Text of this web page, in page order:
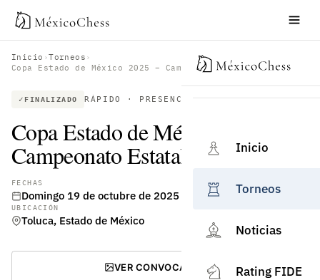
Inicio
Torneos
Noticias
Rating FIDE
Inicio ›Torneos ›
Copa Estado de México 2025 – Campeonato Estatal Abierto
FINALIZADO RÁPIDO · PRESENCIAL · RATING FIDE
Copa Estado de México 2025 –
Campeonato Estatal Abierto
FECHAS
Domingo 19 de octubre de 2025
UBICACIÓN
Toluca, Estado de México
VER CONVOCATORIA